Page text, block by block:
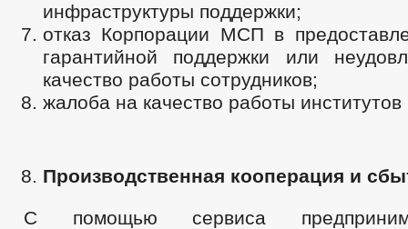
инфраструктуры поддержки;
отказ Корпорации МСП в
гарантийной поддержки или
качество работы сотрудников;
жалоба на качество работы институтов
Производственная кооперация и
С помощью сервиса